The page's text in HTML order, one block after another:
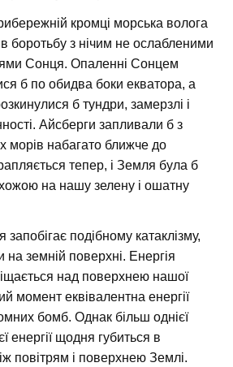
кромці морська волога
боротьбу з нічим не ослабленими
Сонця. Опаленні Сонцем
б по обидва боки екватора, а
б тундри, замерзлі і
Айсберги запливали б з
морів набагато ближче до
тепер, і Земля була б
на нашу зелену і ошатну
запобігає подібному катаклізму,
земній поверхні. Енергія
над поверхнею нашої
момент еквівалентна енергії
бомб. Однак більш однієї
енергії щодня губиться в
повітрям і поверхнею Землі.